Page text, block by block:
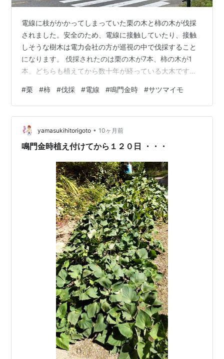
電線に枝がかかってしまっていた栗の木と柿の木が伐採
されました。安全のため、電線に接触していたり、接触
しそうな樹木は電力会社の方が巡視の中で伐採すること
になります。 伐採されたのは栗の木が7本、柿の木が1
本。どちらも植えてから数十年が経っている大木です。
きかかえられるぐらい太くなっていました。長い年月を
共にしてきた木々だけに、伐採の光景には少し寂しさも
ありましたが、日当たりがよくなったことで、残った栗
の木が来年はより良い実をつけてくれることでしょう。
一方、畑ではさつまいもの収穫も行いました。先日掘っ
#栗 #柿 #伐採 #電線 #鳴門金時 #サツマイモ
yamasukihitorigoto • 10ヶ月前
鳴門金時植え付けてから１２０日 ・・・